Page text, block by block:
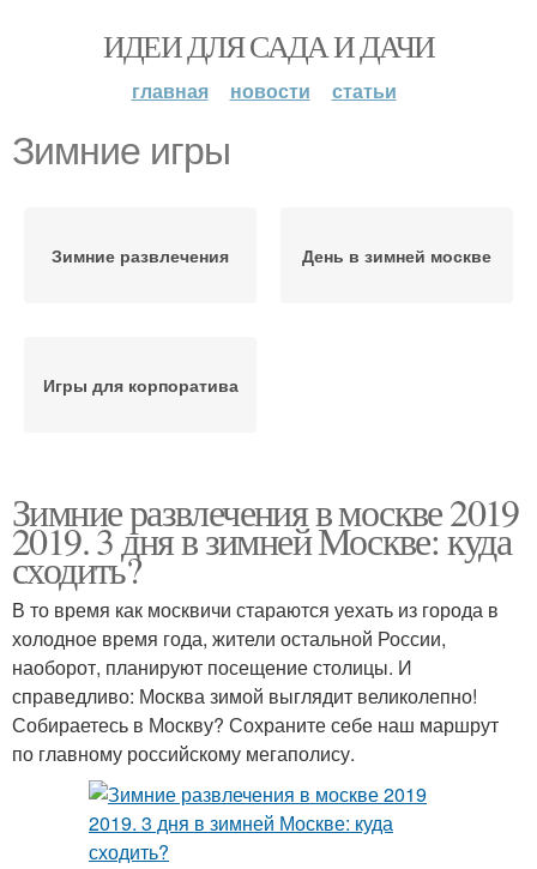
ИДЕИ ДЛЯ САДА И ДАЧИ
главная новости статьи
Зимние игры
Зимние развлечения День в зимней москве
Игры для корпоратива
Зимние развлечения в москве 2019
2019. 3 дня в зимней Москве: куда
сходить?
В то время как москвичи стараются уехать из города в
холодное время года, жители остальной России,
наоборот, планируют посещение столицы. И
справедливо: Москва зимой выглядит великолепно!
Собираетесь в Москву? Сохраните себе наш маршрут
по главному российскому мегаполису.